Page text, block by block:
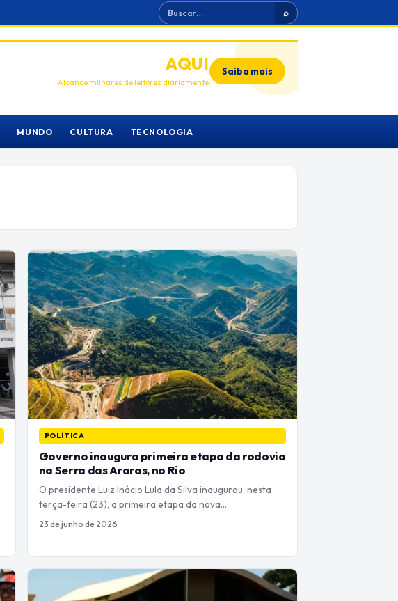
Buscar ⌕
ANUNCIEAQUI
Alcance milhares de leitores diariamente
Saiba mais
MUNDO CULTURA TECNOLOGIA
POLÍTICA
Governo inaugura primeira etapa da rodovia
na Serra das Araras, no Rio
O presidente Luiz Inácio Lula da Silva inaugurou, nesta
terça-feira (23), a primeira etapa da nova…
23 de junho de 2026